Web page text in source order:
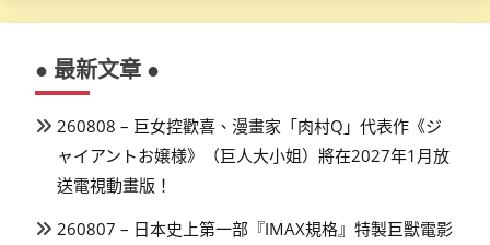
● 最新文章 ●
260808 – 巨女控歡喜、漫畫家「肉村Q」代表作《ジ
ャイアントお嬢様》（巨人大小姐）將在2027年1月放
送電視動畫版！
260807 – 日本史上第一部『IMAX規格』特製巨獸電影